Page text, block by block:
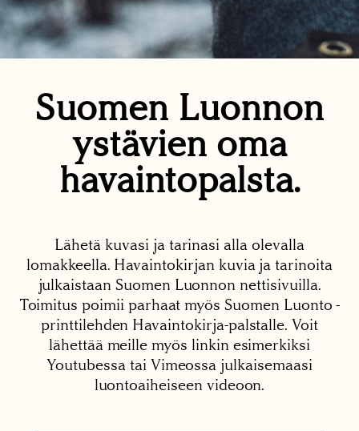
Suomen Luonnon
ystävien oma
havaintopalsta.
Lähetä kuvasi ja tarinasi alla olevalla
lomakkeella. Havaintokirjan kuvia ja tarinoita
julkaistaan Suomen Luonnon nettisivuilla.
Toimitus poimii parhaat myös Suomen Luonto -
printtilehden Havaintokirja-palstalle. Voit
lähettää meille myös linkin esimerkiksi
Youtubessa tai Vimeossa julkaisemaasi
luontoaiheiseen videoon.